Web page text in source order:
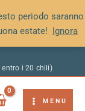
periodo saranno
estate! Ignora
entro i 20 chili)
MENU